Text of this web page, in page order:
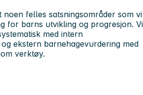
felles satsningsområder som vi
for barns utvikling og progresjon. Vi
med intern
ekstern barnehagevurdering med
verktøy.